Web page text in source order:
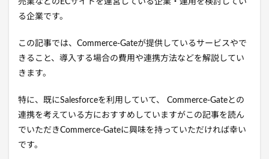
売業などのECサイトを運営している企業・運用を検討してい
る企業です。
この記事では、Commerce-Gateが提供しているサービスやで
きること、導入する場合の費用や連携方法などを解説してい
きます。
特に、既にSalesforceを利用していて、 Commerce-Gateとの
連携を考えている方におすすめしていますがこの記事を読ん
でいただきCommerce-Gateに興味を持っていただければ幸い
です。